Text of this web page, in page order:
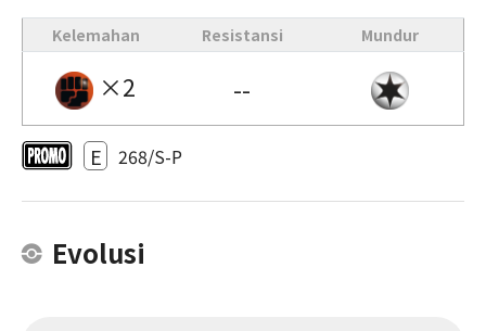
Kelemahan Resistansi Mundur
×2 --
E 268/S-P
Evolusi